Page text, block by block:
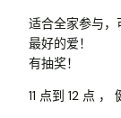
适合全家参与，
最好的爱️！
有抽奖！
11 点到 12 点 ，